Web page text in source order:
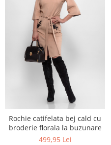
Rochie catifelata bej cald cu
broderie florala la buzunare
499,95 Lei